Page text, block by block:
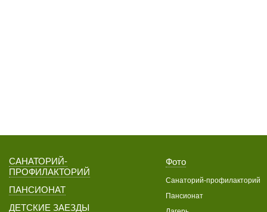
САНАТОРИЙ-
ПРОФИЛАКТОРИЙ
ПАНСИОНАТ
ДЕТСКИЕ ЗАЕЗДЫ
Фото
Санаторий-профилакторий
Пансионат